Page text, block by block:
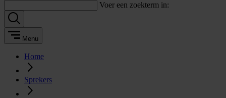
Voer een zoekterm in:
Menu
Home
Sprekers